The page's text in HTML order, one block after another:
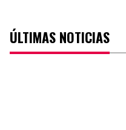
ÚLTIMAS NOTICIAS